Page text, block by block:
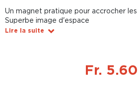
Un magnet pratique pour accrocher
Superbe image d'espace
Lire la suite
Fr. 5.60